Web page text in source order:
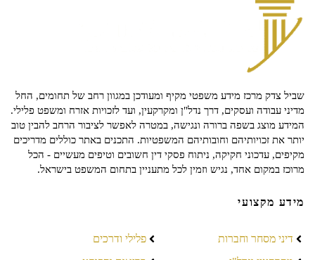
שביל צדק מרכז מידע משפטי מקיף ומעודכן במגוון רחב של תחומים, החל
מדיני עבודה ועסקים, דרך נדל"ן ומקרקעין, ועד לזכויות אזרח ומשפט פלילי.
המידע מוצג בשפה ברורה ונגישה, במטרה לאפשר לציבור הרחב להבין טוב
יותר את זכויותיהם וחובותיהם המשפטיות. התכנים באתר כוללים מדריכים
מקיפים, עדכוני חקיקה, ניתוח פסקי דין חשובים וטיפים מעשיים - הכל
מרוכז במקום אחד, נגיש וזמין לכל מתעניין בתחום המשפט בישראל.
מידע מקצועי
דיני מסחר וחברות
פלילי ודרכים